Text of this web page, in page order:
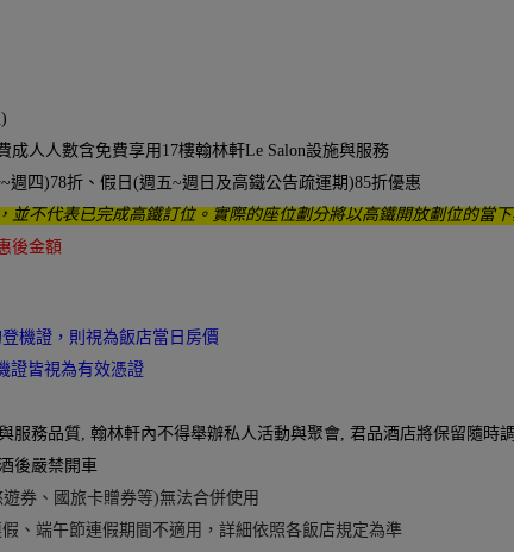
人人數含免費享用17樓翰林軒Le Salon設施與服務
週四)78折、假日(週五~週日及高鐵公告疏運期)85折優惠
並不代表已完成高鐵訂位。實際的座位劃分將以高鐵開放劃位的當
後金額
機證，則視為飯店當日房價
證皆視為有效憑證
服務品質, 翰林軒內不得舉辦私人活動與聚會, 君品酒店將保留隨時
後嚴禁開車
券、國旅卡贈券等)無法合併使用
、端午節連假期間不適用，詳細依照各飯店規定為準